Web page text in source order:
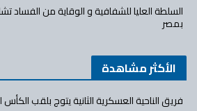
السلطة العليا للشفافية و الوقاية من الفساد
بمصر
الأكثر مشاهدة
فريق الناحية العسكرية الثانية يتوج بلقب